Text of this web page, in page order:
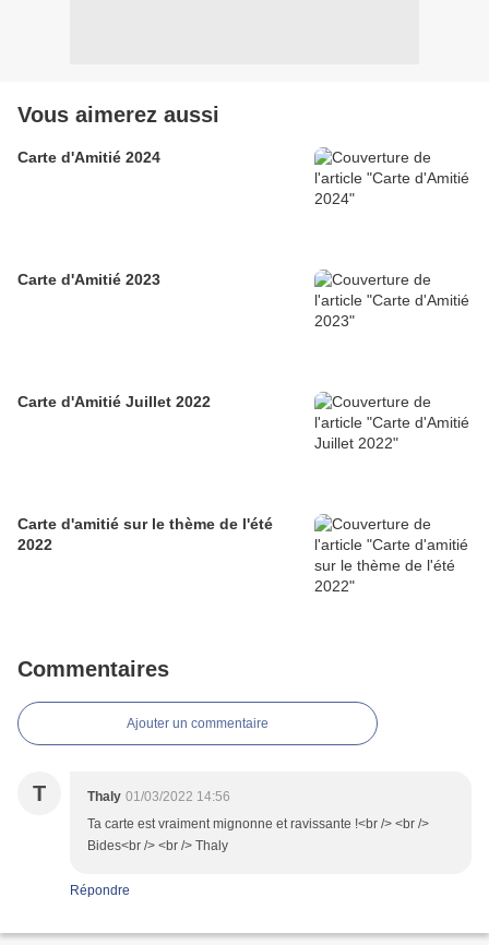
Vous aimerez aussi
Carte d'Amitié 2024
Carte d'Amitié 2023
Carte d'Amitié Juillet 2022
Carte d'amitié sur le thème de l'été
2022
Commentaires
Ajouter un commentaire
T Thaly 01/03/2022 14:56
Ta carte est vraiment mignonne et ravissante !<br /> <br />
Bides<br /> <br /> Thaly
Répondre